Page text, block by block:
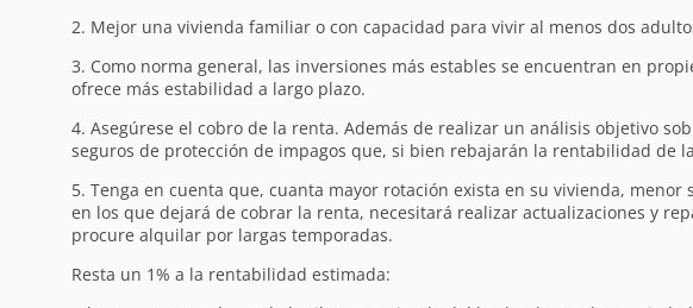
2. Mejor una vivienda familiar o con capacidad para vivir al menos dos
3. Como norma general, las inversiones más estables se encuentran en
ofrece más estabilidad a largo plazo.
4. Asegúrese el cobro de la renta. Además de realizar un análisis objetivo
seguros de protección de impagos que, si bien rebajarán la rentabilidad de
5. Tenga en cuenta que, cuanta mayor rotación exista en su vivienda,
en los que dejará de cobrar la renta, necesitará realizar actualizaciones y
procure alquilar por largas temporadas.
Resta un 1% a la rentabilidad estimada: